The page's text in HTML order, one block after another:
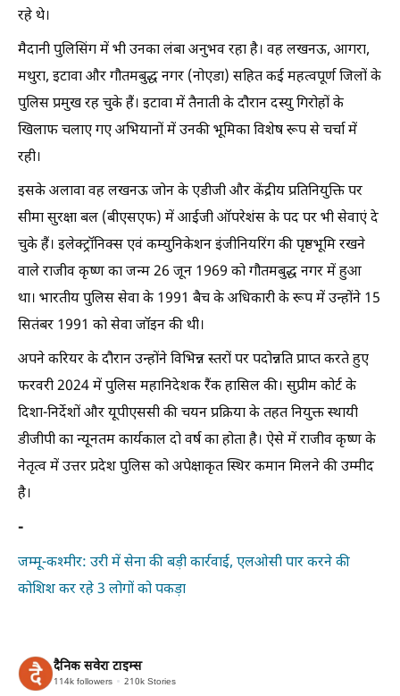
रहे थे।
मैदानी पुलिसिंग में भी उनका लंबा अनुभव रहा है। वह लखनऊ, आगरा,
मथुरा, इटावा और गौतमबुद्ध नगर (नोएडा) सहित कई महत्वपूर्ण जिलों के
पुलिस प्रमुख रह चुके हैं। इटावा में तैनाती के दौरान दस्यु गिरोहों के
खिलाफ चलाए गए अभियानों में उनकी भूमिका विशेष रूप से चर्चा में
रही।
इसके अलावा वह लखनऊ जोन के एडीजी और केंद्रीय प्रतिनियुक्ति पर
सीमा सुरक्षा बल (बीएसएफ) में आईजी ऑपरेशंस के पद पर भी सेवाएं दे
चुके हैं। इलेक्ट्रॉनिक्स एवं कम्युनिकेशन इंजीनियरिंग की पृष्ठभूमि रखने
वाले राजीव कृष्ण का जन्म 26 जून 1969 को गौतमबुद्ध नगर में हुआ
था। भारतीय पुलिस सेवा के 1991 बैच के अधिकारी के रूप में उन्होंने 15
सितंबर 1991 को सेवा जॉइन की थी।
अपने करियर के दौरान उन्होंने विभिन्न स्तरों पर पदोन्नति प्राप्त करते हुए
फरवरी 2024 में पुलिस महानिदेशक रैंक हासिल की। सुप्रीम कोर्ट के
दिशा-निर्देशों और यूपीएससी की चयन प्रक्रिया के तहत नियुक्त स्थायी
डीजीपी का न्यूनतम कार्यकाल दो वर्ष का होता है। ऐसे में राजीव कृष्ण के
नेतृत्व में उत्तर प्रदेश पुलिस को अपेक्षाकृत स्थिर कमान मिलने की उम्मीद
है।
-
जम्मू-कश्मीर: उरी में सेना की बड़ी कार्रवाई, एलओसी पार करने की
कोशिश कर रहे 3 लोगों को पकड़ा
दैनिक सवेरा टाइम्स
114k followers 210k Stories